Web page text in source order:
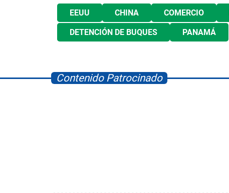
EEUU CHINA COMERCIO
DETENCIÓN DE BUQUES PANAMÁ
Contenido Patrocinado